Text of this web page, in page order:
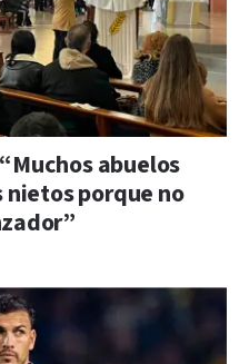
abuelos
nietos porque no